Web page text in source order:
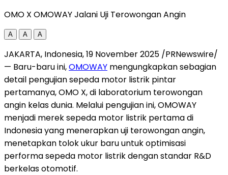
OMO X OMOWAY Jalani Uji Terowongan Angin
A A A
JAKARTA, Indonesia,19 November 2025 /PRNewswire/
— Baru-baru ini,OMOWAY mengungkapkan sebagian
detail pengujian sepeda motor listrik pintar
pertamanya, OMO X, di laboratorium terowongan
angin kelas dunia. Melalui pengujian ini, OMOWAY
menjadi merek sepeda motor listrik pertama di
Indonesiayang menerapkan uji terowongan angin,
menetapkan tolok ukur baru untuk optimisasi
performa sepeda motor listrik dengan standar R&D
berkelas otomotif.